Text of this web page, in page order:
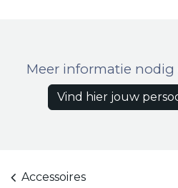
Meer informatie
Vind hier jouw
Accessoires